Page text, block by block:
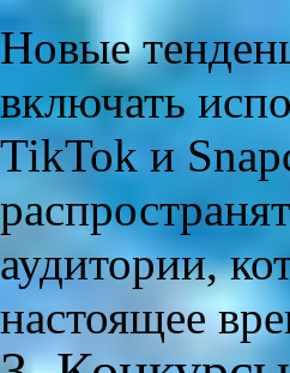
Новые
включать
TikTok и
аудитории,
настоящее